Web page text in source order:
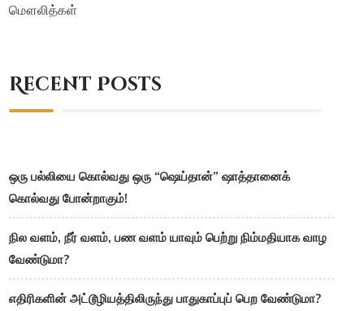
மௌலித்கள்
Recent Posts
ஒரு பல்லியை கொல்வது ஒரு “ஷெய்தான்” ஷாத்தானைக்
கொல்வது போன்றாகும்!
நில வளம், நீர் வளம், பண வளம் யாவும் பெற்று நிம்மதியாக வாழ
வேண்டுமா?
எதிரிகளின் அட்டூழியத்திலிருந்து பாதுகாப்புப் பெற வேண்டுமா?